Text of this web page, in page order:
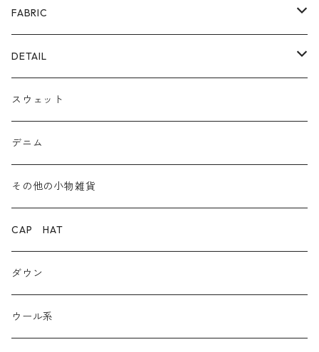
ファー
ECOレザー/ファー/ムートン
パンプス/綺麗めシューズ
ブーツ
FABRIC
裏毛スウェット
爆暖フリース裏起毛
ボア
デニム
ダウン
ダンガリー
ウール系
DETAIL
ロゴ
前後２WAY
スウェット
デニム
その他の小物雑貨
CAP HAT
ダウン
ウール系